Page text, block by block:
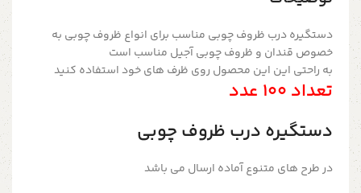
دستگیره درب ظروف چوبی مناسب برای انواع ظروف چوبی به
خصوص قندان و ظروف چوبی آجیل مناسب است
به راحتی این این محصول روی ظرف های خود استفاده کنید
تعداد 100 عدد
دستگیره درب ظروف چوبی
در طرح های متنوع آماده ارسال می باشد